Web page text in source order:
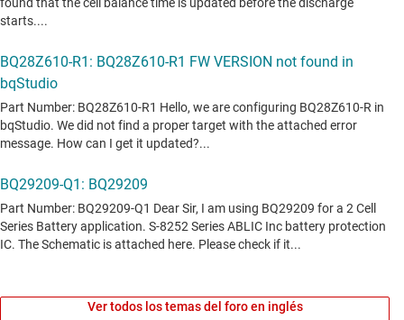
Ver todos los temas del foro en inglés